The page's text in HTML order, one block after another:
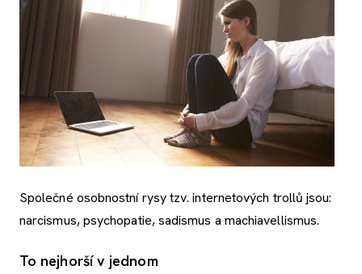
Společné osobnostní rysy tzv. internetových trollů jsou:
narcismus, psychopatie, sadismus a machiavellismus.
To nejhorší v jednom